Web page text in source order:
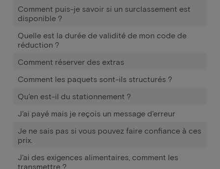
Comment puis-je savoir si un surclassement est
disponible ?
Quelle est la durée de validité de mon code de
réduction ?
Comment réserver des extras
Comment les paquets sont-ils structurés ?
Qu'en est-il du stationnement ?
J'ai payé mais je reçois un message d'erreur
Je ne sais pas si vous pouvez faire confiance à ces
prix.
J'ai des exigences alimentaires, comment les
transmettre ?